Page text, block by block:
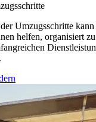
Umzugsschritte kann
helfen, organisiert